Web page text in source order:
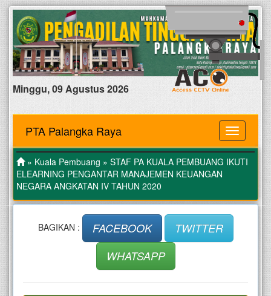
Minggu, 09 Agustus 2026
MENU
PTA Palangka Raya
» Kuala Pembuang » STAF PA KUALA PEMBUANG IKUTI
ELEARNING PENGANTAR MANAJEMEN KEUANGAN
NEGARA ANGKATAN IV TAHUN 2020
BAGIKAN : FACEBOOK
TWITTER
WHATSAPP